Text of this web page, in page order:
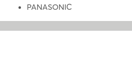
PANASONIC